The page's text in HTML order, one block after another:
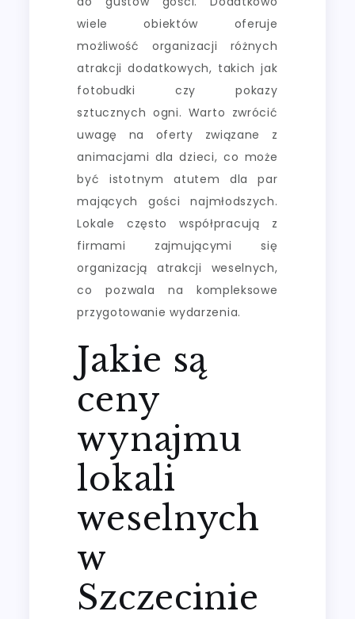
wiele obiektów oferuje
możliwość organizacji różnych
atrakcji dodatkowych, takich jak
fotobudki czy pokazy
sztucznych ogni. Warto zwrócić
uwagę na oferty związane z
animacjami dla dzieci, co może
być istotnym atutem dla par
mających gości najmłodszych.
Lokale często współpracują z
firmami zajmującymi się
organizacją atrakcji weselnych,
co pozwala na kompleksowe
przygotowanie wydarzenia.
Jakie są
ceny
wynajmu
lokali
weselnych
w
Szczecinie